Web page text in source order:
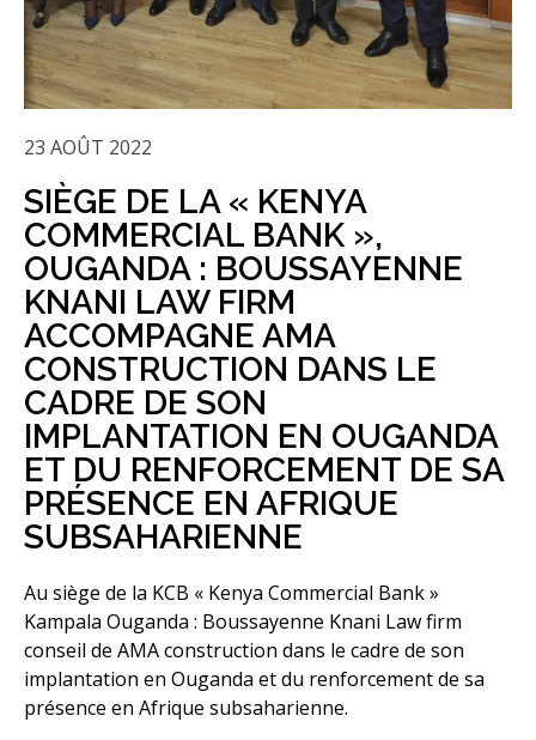
23 AOÛT 2022
SIÈGE DE LA « KENYA
COMMERCIAL BANK »,
OUGANDA : BOUSSAYENNE
KNANI LAW FIRM
ACCOMPAGNE AMA
CONSTRUCTION DANS LE
CADRE DE SON
IMPLANTATION EN OUGANDA
ET DU RENFORCEMENT DE SA
PRÉSENCE EN AFRIQUE
SUBSAHARIENNE
Au siège de la KCB « Kenya Commercial Bank »
Kampala Ouganda : Boussayenne Knani Law firm
conseil de AMA construction dans le cadre de son
implantation en Ouganda et du renforcement de sa
présence en Afrique subsaharienne.